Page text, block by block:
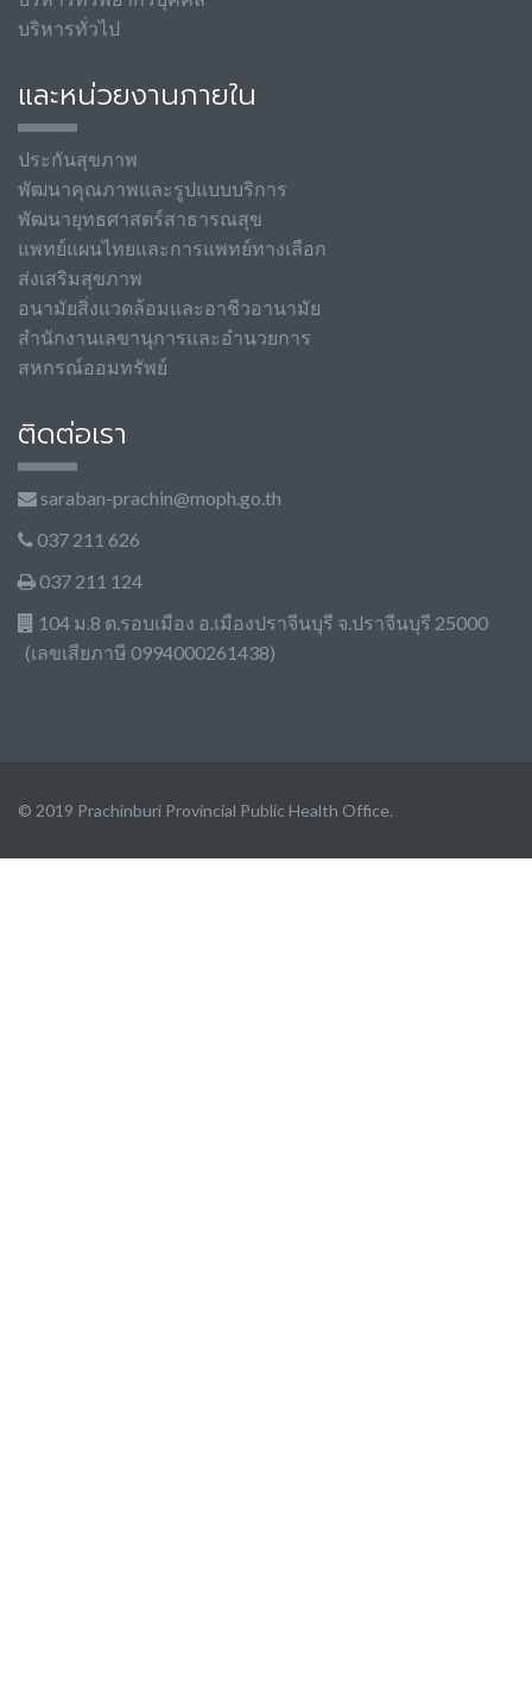
บริหารทั่วไป
และหน่วยงานภายใน
ประกันสุขภาพ
พัฒนาคุณภาพและรูปแบบบริการ
พัฒนายุทธศาสตร์สาธารณสุข
แพทย์แผนไทยและการแพทย์ทางเลือก
ส่งเสริมสุขภาพ
อนามัยสิ่งแวดล้อมและอาชีวอานามัย
สำนักงานเลขานุการและอำนวยการ
สหกรณ์ออมทรัพย์
ติดต่อเรา
saraban-prachin@moph.go.th
037 211 626
037 211 124
104 ม.8 ต.รอบเมือง อ.เมืองปราจีนบุรี จ.ปราจีนบุรี 25000
(เลขเสียภาษี 0994000261438)
© 2019 Prachinburi Provincial Public Health Office.